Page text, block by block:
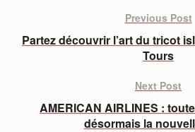
Previous Post
Partez découvrir l’art du tricot
Tours
Next Post
AMERICAN AIRLINES :
désormais la